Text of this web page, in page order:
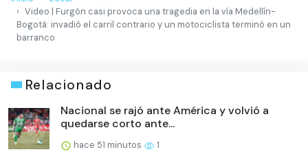
Video | Furgón casi provoca una tragedia en la vía Medellín-
Bogotá: invadió el carril contrario y un motociclista terminó en un
barranco
Relacionado
Nacional se rajó ante América y volvió a
quedarse corto ante...
hace 51 minutos 1